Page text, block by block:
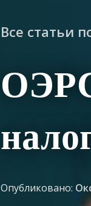
Все статьи
Опубликовано: